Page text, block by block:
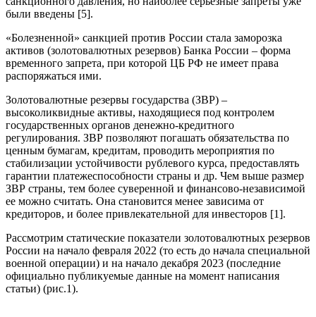
были введены [5].
«Болезненной» санкцией против России стала заморозка
активов (золотовалютных резервов) Банка России – форма
временного запрета, при которой ЦБ РФ не имеет права
распоряжаться ими.
Золотовалютные резервы государства (ЗВР) –
высоколиквидные активы, находящиеся под контролем
государственных органов денежно-кредитного
регулирования. ЗВР позволяют погашать обязательства по
ценным бумагам, кредитам, проводить мероприятия по
стабилизации устойчивости рублевого курса, предоставлять
гарантии платежеспособности страны и др. Чем выше размер
ЗВР страны, тем более суверенной и финансово-независимой
ее можно считать. Она становится менее зависима от
кредиторов, и более привлекательной для инвесторов [1].
Рассмотрим статические показатели золотовалютных резервов
России на начало февраля 2022 (то есть до начала специальной
военной операции) и на начало декабря 2023 (последние
официально публикуемые данные на момент написания
статьи) (рис.1).